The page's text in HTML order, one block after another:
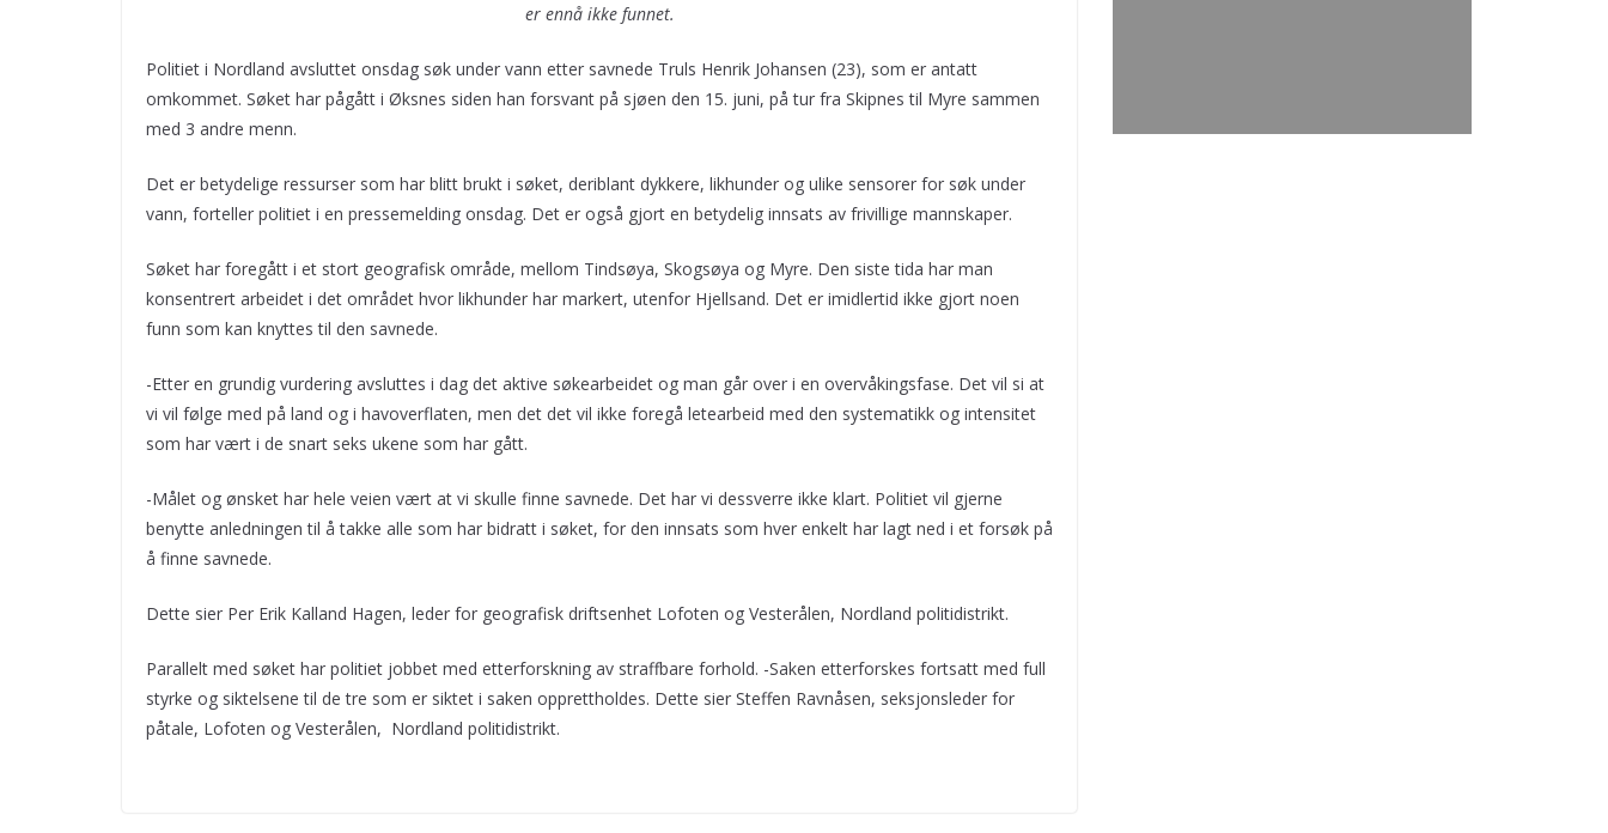
er ennå ikke funnet.
Politiet i Nordland avsluttet onsdag søk under vann etter savnede Truls Henrik Johansen (23), som er antatt
omkommet. Søket har pågått i Øksnes siden han forsvant på sjøen den 15. juni, på tur fra Skipnes til Myre sammen
med 3 andre menn.
Det er betydelige ressurser som har blitt brukt i søket, deriblant dykkere, likhunder og ulike sensorer for søk under
vann, forteller politiet i en pressemelding onsdag. Det er også gjort en betydelig innsats av frivillige mannskaper.
Søket har foregått i et stort geografisk område, mellom Tindsøya, Skogsøya og Myre. Den siste tida har man
konsentrert arbeidet i det området hvor likhunder har markert, utenfor Hjellsand. Det er imidlertid ikke gjort noen
funn som kan knyttes til den savnede.
-Etter en grundig vurdering avsluttes i dag det aktive søkearbeidet og man går over i en overvåkingsfase. Det vil si at
vi vil følge med på land og i havoverflaten, men det det vil ikke foregå letearbeid med den systematikk og intensitet
som har vært i de snart seks ukene som har gått.
-Målet og ønsket har hele veien vært at vi skulle finne savnede. Det har vi dessverre ikke klart. Politiet vil gjerne
benytte anledningen til å takke alle som har bidratt i søket, for den innsats som hver enkelt har lagt ned i et forsøk på
å finne savnede.
Dette sier Per Erik Kalland Hagen, leder for geografisk driftsenhet Lofoten og Vesterålen, Nordland politidistrikt.
Parallelt med søket har politiet jobbet med etterforskning av straffbare forhold. -Saken etterforskes fortsatt med full
styrke og siktelsene til de tre som er siktet i saken opprettholdes. Dette sier Steffen Ravnåsen, seksjonsleder for
påtale, Lofoten og Vesterålen, Nordland politidistrikt.